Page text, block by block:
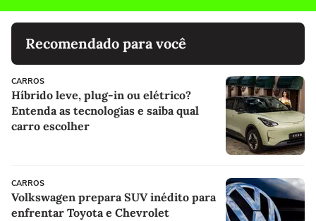
Recomendado para você
CARROS
Híbrido leve, plug-in ou elétrico?
Entenda as tecnologias e saiba qual
carro escolher
CARROS
Volkswagen prepara SUV inédito para
enfrentar Toyota e Chevrolet